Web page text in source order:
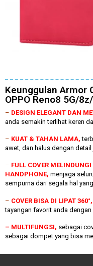
Keunggulan Armor
OPPO Reno8 5G/
– DESIGN ELEGANT DAN
anda semakin terlihat keren
– KUAT & TAHAN LAMA,
awet, dan halus dengan
– FULL COVER
HANDPHONE, menjaga
sempurna dari segala hal
– COVER BISA DI LIPAT 360°,
tayangan favorit anda
– MULTIFUNGSI, sebagai
sebagai dompet yang bisa